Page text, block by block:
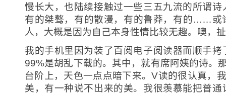
慢长大，也陆续接触过一些三五九流的所谓
有的桀骜，有的散漫，有的鲁莽，有的……或
人，大概是因为自己本身性情比较无趣。噢
我的手机里因为装了百阅电子阅读器而顺手
99%是胡乱下载的。其中，就有席阿姨的诗。
台阶上，天色一点点暗下来。V读的很认真，
美，有一种说不出来的美。我很羡慕能把普